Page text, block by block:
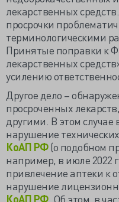
лекарственных
просрочки
терминологическими
Принятые поправки к
лекарственных
усилению
Другое дело –
просроченных
другими. В этом случае
нарушение
КоАП РФ(о подобном
например, в июле 2022
привлечение аптеки к
нарушение
КоАП РФ. Об этом, в